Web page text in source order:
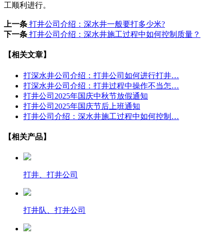
工顺利进行。
上一条 打井公司介绍：深水井一般要打多少米?
下一条 打井公司介绍：深水井施工过程中如何控制质量？
【相关文章】
打深水井公司介绍：打井公司如何进行打井…
打深水井公司介绍：打井过程中操作不当怎…
打井公司2025年国庆中秋节放假通知
打井公司2025年国庆节后上班通知
打井公司介绍：深水井施工过程中如何控制…
【相关产品】
打井、打井公司
打井队、打井公司